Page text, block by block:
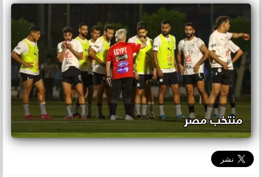
منتخب مصر